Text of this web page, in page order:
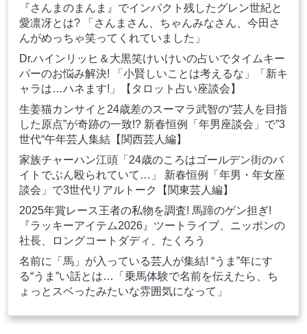
『さんまのまんま』でインパクト残したグレン世紀と
愛凛冴とは? 「さんまさん、ちゃんみなさん、今田さ
んがめっちゃ笑ってくれていました」
Dr.ハインリッヒ＆大黒笑けいけいの占いでタイムキー
パーのお悩み解決! 「小賢しいことは考えるな」「新キ
ャラは…ハネます!」【タロット占い座談会】
生姜猫カンサイと24歳差のスーマラ武智の“芸人を目指
した原点”が奇跡の一致!? 新春恒例「年男座談会」で”3
世代“午年芸人集結【関西芸人編】
家族チャーハン江頭「24歳のころはゴールデン街のバ
イトでぶん殴られていて…」 新春恒例「年男・年女座
談会」で3世代リアルトーク【関東芸人編】
2025年賞レース王者の私物を調査! 馬蹄のゲン担ぎ!
『ラッキーアイテム2026』ツートライブ、ニッポンの
社長、ロングコートダディ、たくろう
名前に「馬」が入っている芸人が集結! “うま”年にす
る“うま”い話とは…「乗馬体験で名前を伝えたら、ち
ょっとスベったみたいな雰囲気になって」